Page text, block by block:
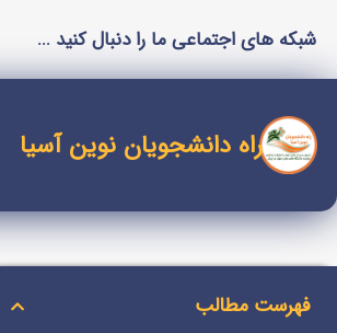
شبکه های اجتماعی ما را دنبال کنید ...
راه دانشجویان نوین آسیا
فهرست مطالب